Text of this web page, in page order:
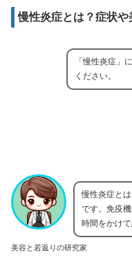
慢性炎症とは？症状
「慢性炎症」
ください。
美容と若返りの研究家
慢性炎症と
です。免疫
時間をかけ